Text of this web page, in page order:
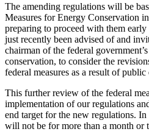
The amending regulations will be
Measures for Energy Conservation
preparing to proceed with them
just recently been advised of and
chairman of the federal
conservation, to consider the
federal measures as a result of
This further review of the federal
implementation of our regulations
end target for the new regulations.
will not be for more than a month or